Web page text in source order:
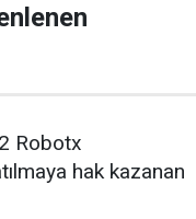
Robotx
hak kazanan